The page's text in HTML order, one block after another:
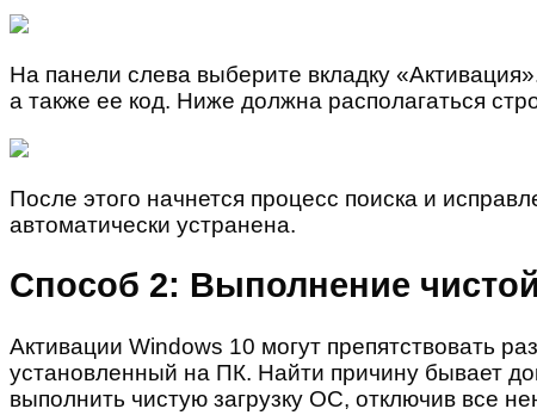
На панели слева выберите вкладку
а также ее код. Ниже должна располагаться
После этого начнется процесс поиска и
автоматически устранена.
Способ 2: Выполнение
Активации Windows 10 могут препятствовать
установленный на ПК. Найти причину бывает
выполнить чистую загрузку ОС, отключив все